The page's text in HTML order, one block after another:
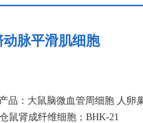
动脉平滑肌细胞
品：大鼠脑微血管周细胞 人
鼠肾成纤维细胞；BHK-21